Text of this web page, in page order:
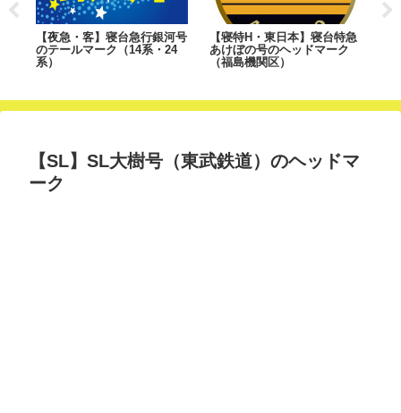
【夜急・客】寝台急行銀河号
のテールマーク（14系・24
系）
【寝特H・東日本】寝台特急
あけぼの号のヘッドマーク
（福島機関区）
【SL】SL大樹号（東武鉄道）のヘッドマ
ーク